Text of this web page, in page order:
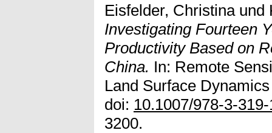
Eisfelder, Christinaund
Investigating Fourteen
Productivity Based on
China. In: Remote
Land Surface
doi: 10.1007/978-3-
3200.